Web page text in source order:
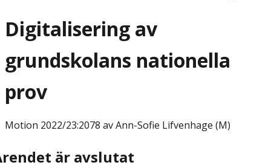
Digitalisering av
grundskolans nationella
prov
Motion 2022/23:2078 av Ann-Sofie Lifvenhage (M)
är avslutat